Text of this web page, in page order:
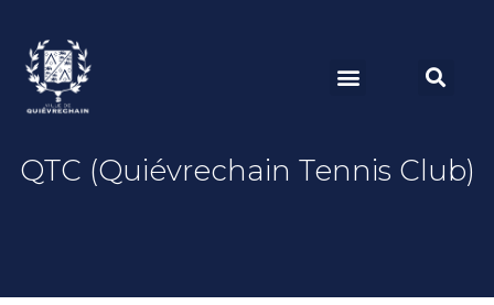
QTC (Quiévrechain Tennis Club)